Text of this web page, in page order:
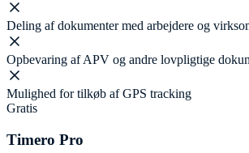
Deling af dokumenter med arbejdere og
Opbevaring af APV og andre lovpligtige
Mulighed for tilkøb af GPS tracking
Gratis
Timero Pro